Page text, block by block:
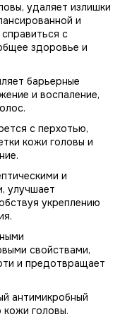
удаляет излишки
и
с
здоровье и
барьерные
и воспаление,
с перхотью,
кожи головы и
и
улучшает
укреплению
свойствами,
и предотвращает
антимикробный
головы.